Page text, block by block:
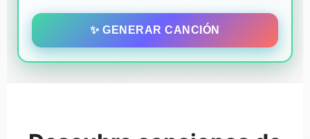
✨ GENERAR CANCIÓN